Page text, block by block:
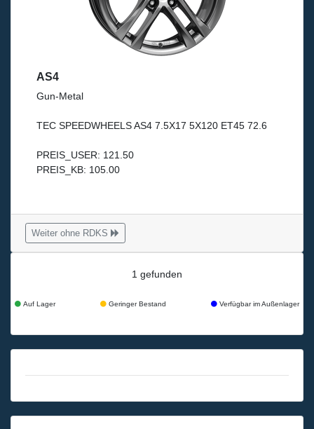
AS4
Gun-Metal
TEC SPEEDWHEELS AS4 7.5X17 5X120 ET45 72.6
PREIS_USER: 121.50
PREIS_KB: 105.00
Weiter ohne RDKS
1 gefunden
Auf Lager Geringer Bestand Verfügbar im Außenlager